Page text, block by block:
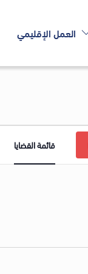
العمل الإقليمي
قائمة القضايا